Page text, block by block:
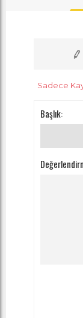
Sadece
Başlık: